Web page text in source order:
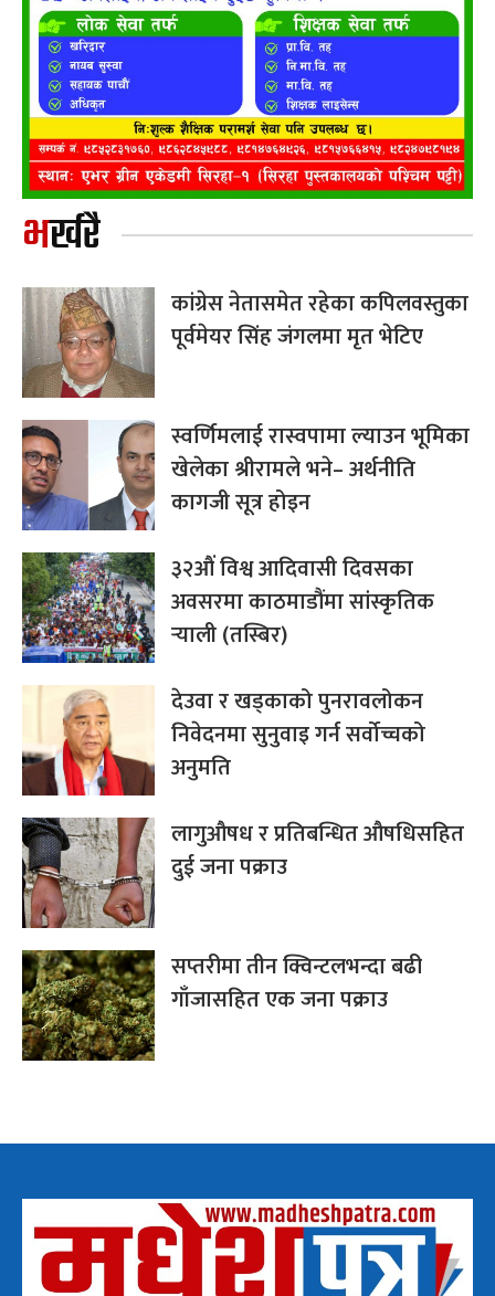
भर्खरै
कांग्रेस नेतासमेत रहेका कपिलवस्तुका
पूर्वमेयर सिंह जंगलमा मृत भेटिए
स्वर्णिमलाई रास्वपामा ल्याउन भूमिका
खेलेका श्रीरामले भने– अर्थनीति
कागजी सूत्र होइन
३२औं विश्व आदिवासी दिवसका
अवसरमा काठमाडौंमा सांस्कृतिक
र्‍याली (तस्बिर)
देउवा र खड्काको पुनरावलोकन
निवेदनमा सुनुवाइ गर्न सर्वोच्चको
अनुमति
लागुऔषध र प्रतिबन्धित औषधिसहित
दुई जना पक्राउ
सप्तरीमा तीन क्विन्टलभन्दा बढी
गाँजासहित एक जना पक्राउ